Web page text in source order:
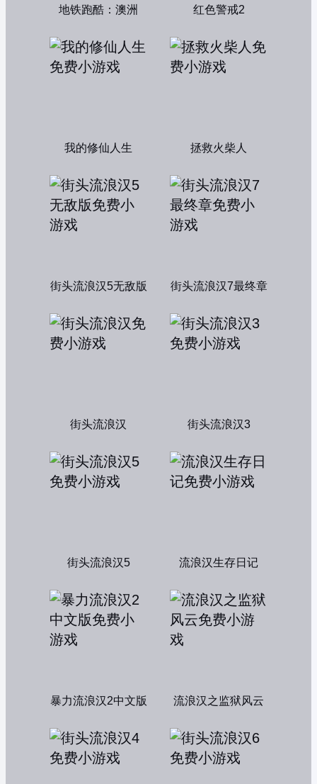
地铁跑酷：澳洲 红色警戒2
我的修仙人生 拯救火柴人
街头流浪汉5无敌版 街头流浪汉7最终章
街头流浪汉 街头流浪汉3
街头流浪汉5 流浪汉生存日记
暴力流浪汉2中文版 流浪汉之监狱风云